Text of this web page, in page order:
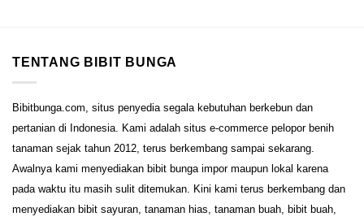
TENTANG BIBIT BUNGA
Bibitbunga.com, situs penyedia segala kebutuhan berkebun dan
pertanian di Indonesia. Kami adalah situs e-commerce pelopor benih
tanaman sejak tahun 2012, terus berkembang sampai sekarang.
Awalnya kami menyediakan bibit bunga impor maupun lokal karena
pada waktu itu masih sulit ditemukan. Kini kami terus berkembang dan
menyediakan bibit sayuran, tanaman hias, tanaman buah, bibit buah,